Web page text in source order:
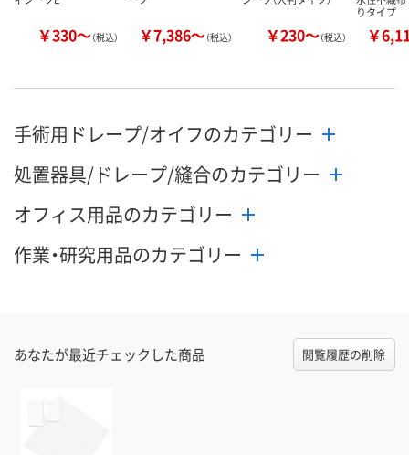
￥330～（税込） ￥7,386～（税込） ￥230～（税込）
りタイプ
￥
手術用ドレープ/オイフのカテゴリー
処置器具/ドレープ/縫合のカテゴリー
オフィス用品のカテゴリー
作業・研究用品のカテゴリー
あなたが最近チェックした商品 閲覧履歴の削除